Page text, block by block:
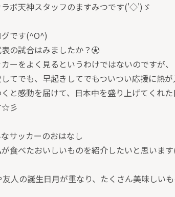
ラボ天神スタッフのますみつです('◇')ゞ
です(^O^)
の試合はみましたか？⚽
ーをよく見るというわけではないのですが、
てでも、早起きしてでもついつい応援に熱
と感動を届けて、日本中を盛り上げてくれ
☆彡
サッカーのおはなし
食べたおいしいものを紹介したいと思いま
人の誕生日月が重なり、たくさん美味しい